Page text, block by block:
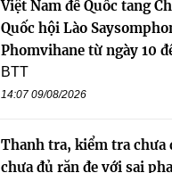
Việt Nam để Quốc tang
Quốc hội Lào
Phomvihane từ ngày 10
BTT
14:07 09/08/2026
Thanh tra, kiểm tra chưa
chưa đủ răn đe với sai